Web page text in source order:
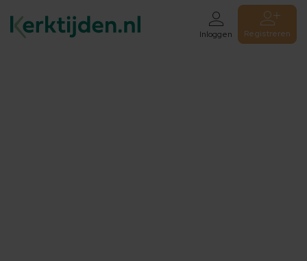
Inloggen Registreren